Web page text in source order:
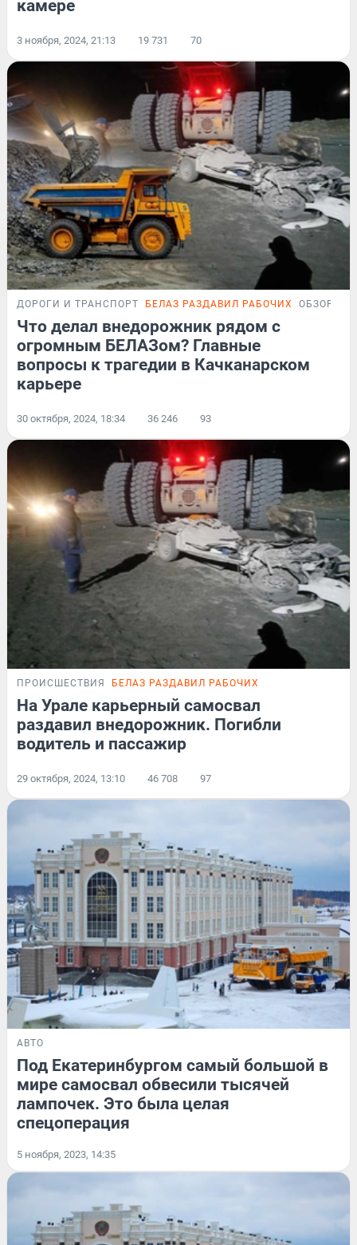
камере
3 ноября, 2024, 21:13 19 731 70
ДОРОГИ И ТРАНСПОРТ БЕЛАЗ РАЗДАВИЛ РАБОЧИХ ОБЗОР
Что делал внедорожник рядом с
огромным БЕЛАЗом? Главные
вопросы к трагедии в Качканарском
карьере
30 октября, 2024, 18:34 36 246 93
ПРОИСШЕСТВИЯ БЕЛАЗ РАЗДАВИЛ РАБОЧИХ
На Урале карьерный самосвал
раздавил внедорожник. Погибли
водитель и пассажир
29 октября, 2024, 13:10 46 708 97
АВТО
Под Екатеринбургом самый большой в
мире самосвал обвесили тысячей
лампочек. Это была целая
спецоперация
5 ноября, 2023, 14:35